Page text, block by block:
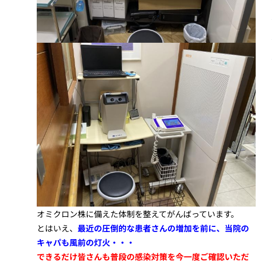
オミクロン株に備えた体制を整えてがんばっています。
とはいえ、 最近の圧倒的な患者さんの増加を前に、当院の
キャパも風前の灯火・・・
できるだけ皆さんも普段の感染対策を今一度ご確認いただ